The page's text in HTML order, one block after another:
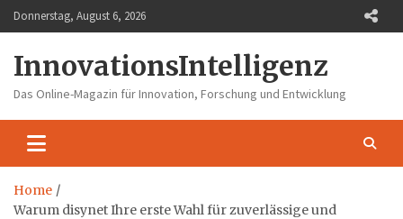
Skip
to
Donnerstag, August 6, 2026
InnovationsIntelligenz
Das Online-Magazin für Innovation, Forschung und Entwicklung
Home
Warum disynet Ihre erste Wahl für zuverlässige und